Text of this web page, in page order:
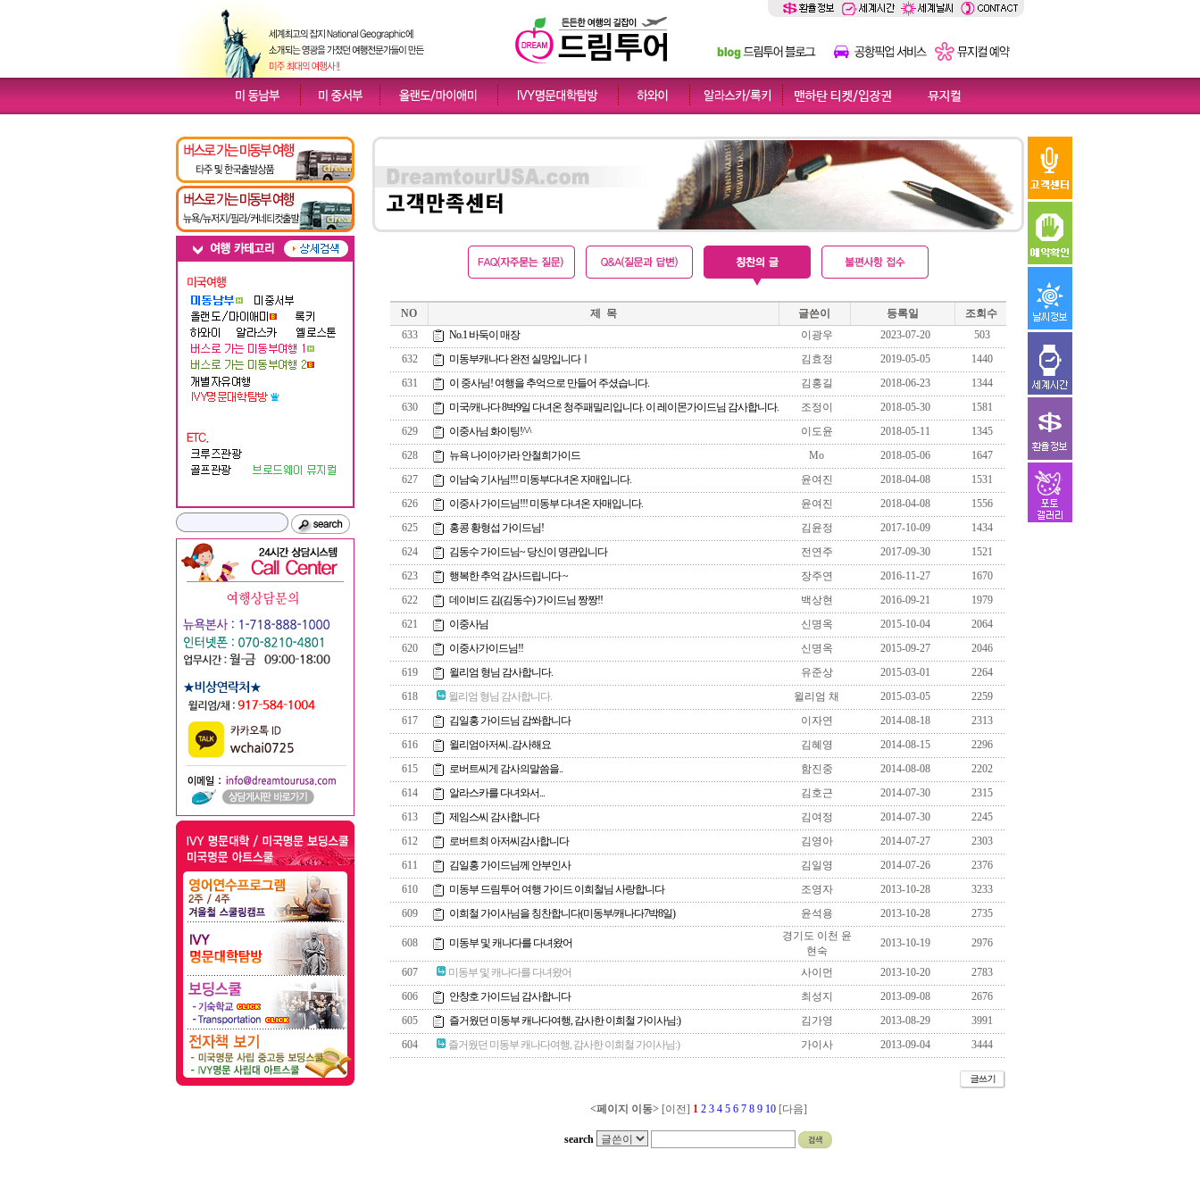
NO 제 목 글쓴이 등록일
조회수
633
No.1 바둑이 매장 이광우 2023-07-20
503
632
미동부캐나다 완전 실망입니다ㅣ 김효정 2019-05-05
1440
631
이 중사님! 여행을 추억으로 만들어 주셨습니다. 김홍길 2018-06-23
1344
630
미국/캐나다 8박9일 다녀온 청주패밀리입니다. 이 레이몬가이드님 감사합니다. 조정이 2018-05-30
1581
629
이중사님 화이팅!^^ 이도윤 2018-05-11
1345
628
뉴욕 나이아가라 안철희가이드 Mo 2018-05-06
1647
627
이남숙 기사님!!! 미동부다녀온 자매입니다. 윤여진 2018-04-08
1531
626
이중사 가이드님!!! 미동부 다녀온 자매입니다. 윤여진 2018-04-08
1556
625
홍콩 황형섭 가이드님! 김윤정 2017-10-09
1434
624
김동수 가이드님~ 당신이 명관입니다 전연주 2017-09-30
1521
623
행복한 추억 감사드립니다 ~ 장주연 2016-11-27
1670
622
데이비드 김(김동수) 가이드님 짱짱!! 백상현 2016-09-21
1979
621
이중사님 신명옥 2015-10-04
2064
620
이중사가이드님!! 신명옥 2015-09-27
2046
619
윌리엄 형님 감사합니다. 유준상 2015-03-01
2264
618
윌리엄 형님 감사합니다. 윌리엄 채 2015-03-05
2259
617
김일홍 가이드님 감쏴합니다 이자연 2014-08-18
2313
616
윌리엄아저씨..감사해요 김혜영 2014-08-15
2296
615
로버트씨게 감사의말씀을.. 함진중 2014-08-08
2202
614
알라스카를 다녀와서... 김호근 2014-07-30
2315
613
제임스씨 감사합니다 김여정 2014-07-30
2245
612
로버트최 아저씨감사합니다 김영아 2014-07-27
2303
611
김일홍 가이드님께 안부인사 김일영 2014-07-26
2376
610
미동부 드림투어 여행 가이드 이희철님 사랑합니다 조영자 2013-10-28
3233
609
이희철 가이사님을 칭찬합니다(미동부/캐나다7박8일) 윤석용 2013-10-28 2735
608 미동부 및 캐나다를 다녀왔어
경기도 이천 윤
현숙
2013-10-19 2976
607 미동부 및 캐나다를 다녀왔어 사이먼 2013-10-20
2783
606
안창호 가이드님 감사합니다 최성지 2013-09-08
2676
605
즐거웠던 미동부 캐나다여행, 감사한 이희철 가이사님:) 김가영 2013-08-29
3991
604
즐거웠던 미동부 캐나다여행, 감사한 이희철 가이사님:) 가이사 2013-09-04 3444
<페이지 이동> [이전] 1 2 3 4 5 6 7 8 9 10 [다음]
search